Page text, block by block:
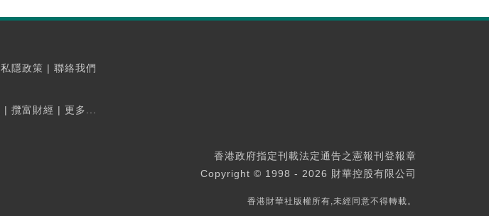
私隱政策 | 聯絡我們
| 攬富財經 | 更多...
香港政府指定刊載法定通告之憲報刊登報章
Copyright © 1998 - 2026 財華控股有限公司
香港財華社版權所有,未經同意不得轉載。